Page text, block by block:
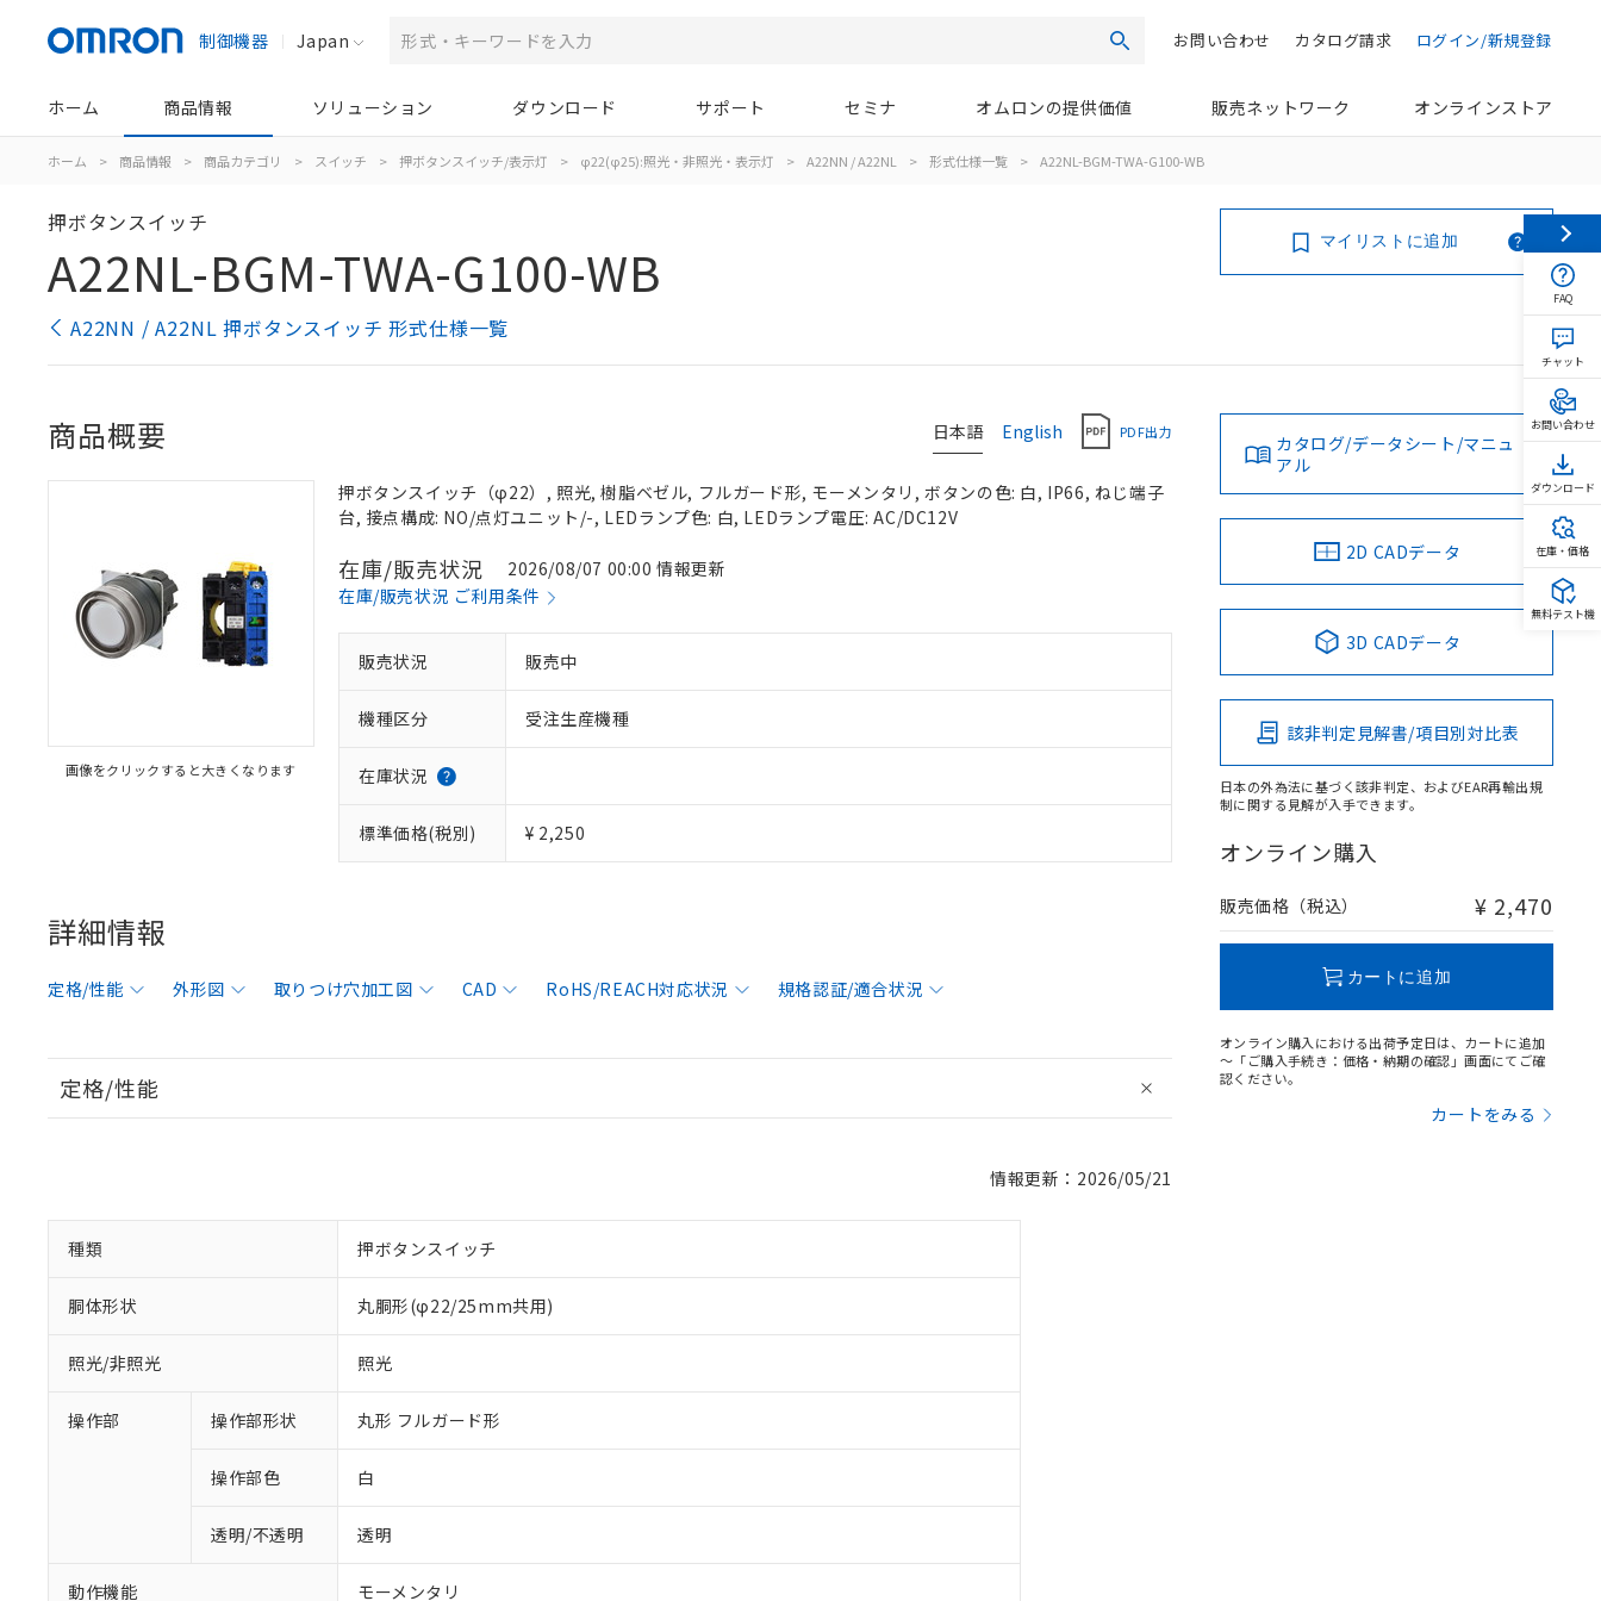
制御機器 Japan 検索 ログイン/新規登録
カタログ請求
お問い合わせ
ホーム 商品情報 ソリューション ダウンロード サポート セミナ オムロンの提供価値 販売ネットワーク オンラインストア
ホーム > 商品情報 > 商品カテゴリ > スイッチ > 押ボタンスイッチ/表示灯 > φ22(φ25):照光・非照光・表示灯 > A22NN / A22NL > 形式仕様一覧 > A22NL-BGM-TWA-G100-WB
押ボタンスイッチ
A22NL-BGM-TWA-G100-WB
A22NN / A22NL 押ボタンスイッチ 形式仕様一覧
マイリストに追加
日本語 English PDF出力
商品概要
画像をクリックすると大きくなります
押ボタンスイッチ（φ22）, 照光, 樹脂ベゼル, フルガード形, モーメンタリ, ボタンの色: 白, IP66, ねじ端子
台, 接点構成: NO/点灯ユニット/-, LEDランプ色: 白, LEDランプ電圧: AC/DC12V
在庫/販売状況
2026/08/07 00:00 情報更新
在庫/販売状況 ご利用条件
販売状況 販売中
機種区分 受注生産機種
在庫状況
標準価格(税別) ¥ 2,250
詳細情報
定格/性能 外形図 取りつけ穴加工図 CAD RoHS/REACH対応状況 規格認証/適合状況
定格/性能
情報更新：2026/05/21
種類 押ボタンスイッチ
胴体形状 丸胴形(φ22/25mm共用)
照光/非照光 照光
操作部 操作部形状 丸形 フルガード形
操作部色 白
透明/不透明 透明
動作機能 モーメンタリ
カタログ/データシート/マニュ
アル
2D CADデータ
3D CADデータ
該非判定見解書/項目別対比表
日本の外為法に基づく該非判定、およびEAR再輸出規
制に関する見解が入手できます。
オンライン購入
販売価格（税込） ¥ 2,470
カートに追加
オンライン購入における出荷予定日は、カートに追加
～「ご購入手続き：価格・納期の確認」画面にてご確
認ください。
カートをみる
FAQ
チャット
お問い合わせ
ダウンロード
在庫・価格
無料テスト機